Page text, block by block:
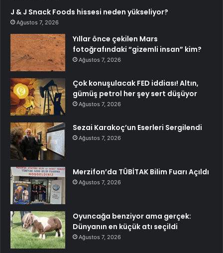
J & J Snack Foods hissesi neden yükseliyor?
Ağustos 7, 2026
Yıllar önce çekilen Mars
fotoğrafındaki “gizemli insan” kim?
Ağustos 7, 2026
Çok konuşulacak FED iddiası! Altın,
gümüş petrol her şey sert düşüyor
Ağustos 7, 2026
Sezai Karakoç’un Eserleri Sergilendi
Ağustos 7, 2026
Merzifon’da TÜBİTAK Bilim Fuarı Açıldı
Ağustos 7, 2026
Oyuncağa benziyor ama gerçek:
Dünyanın en küçük atı seçildi
Ağustos 7, 2026